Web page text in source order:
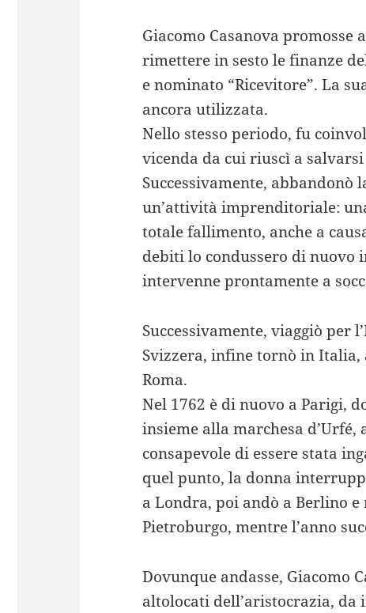
Giacomo Casanova
rimettere in sesto le finanze
e nominato “Ricevitore”. La
ancora utilizzata.
Nello stesso periodo, fu
vicenda da cui riuscì a
Successivamente,
un’attività imprenditoriale:
totale fallimento, anche a
debiti lo condussero di nuovo
intervenne prontamente a
Successivamente, viaggiò per
Svizzera, infine tornò in Italia,
Roma.
Nel 1762 è di nuovo a Parigi,
insieme alla marchesa
consapevole di essere stata
quel punto, la donna
a Londra, poi andò a Berlino e
Pietroburgo, mentre l’anno
Dovunque andasse, Giacomo
altolocati dell’aristocrazia,